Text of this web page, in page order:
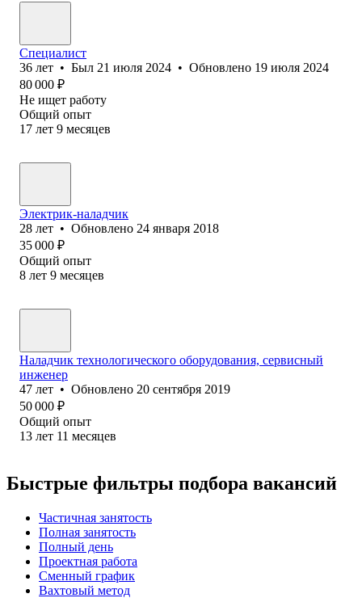
Специалист
36 лет • Был 21 июля 2024 • Обновлено 19 июля 2024
80 000 ₽
Не ищет работу
Общий опыт
17 лет 9 месяцев
Электрик-наладчик
28 лет • Обновлено 24 января 2018
35 000 ₽
Общий опыт
8 лет 9 месяцев
Наладчик технологического оборудования, сервисный
инженер
47 лет • Обновлено 20 сентября 2019
50 000 ₽
Общий опыт
13 лет 11 месяцев
Быстрые фильтры подбора вакансий
Частичная занятость
Полная занятость
Полный день
Проектная работа
Сменный график
Вахтовый метод